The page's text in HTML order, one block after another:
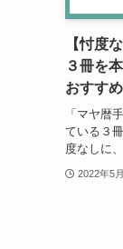
【忖度
３冊を
おすす
「マヤ暦
ている３
度なしに
2022年5